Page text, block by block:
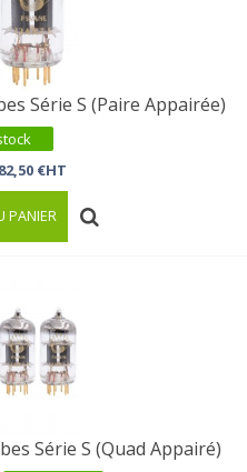
Série S (Paire Appairée)
82,50 €HT
PANIER
Série S (Quad Appairé)